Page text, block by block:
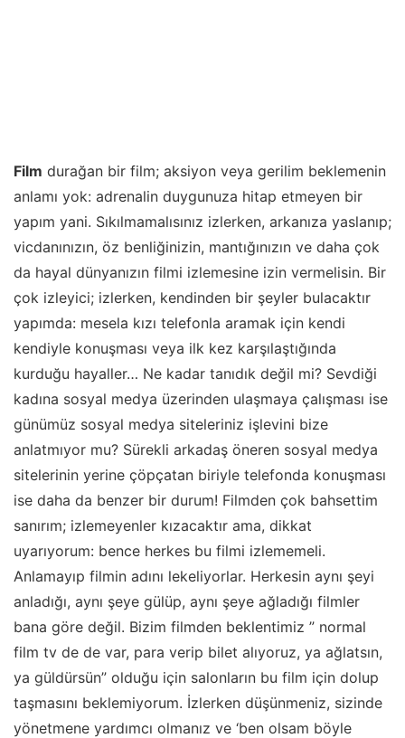
Film durağan bir film; aksiyon veya gerilim beklemenin
anlamı yok: adrenalin duygunuza hitap etmeyen bir
yapım yani. Sıkılmamalısınız izlerken, arkanıza yaslanıp;
vicdanınızın, öz benliğinizin, mantığınızın ve daha çok
da hayal dünyanızın filmi izlemesine izin vermelisin. Bir
çok izleyici; izlerken, kendinden bir şeyler bulacaktır
yapımda: mesela kızı telefonla aramak için kendi
kendiyle konuşması veya ilk kez karşılaştığında
kurduğu hayaller… Ne kadar tanıdık değil mi? Sevdiği
kadına sosyal medya üzerinden ulaşmaya çalışması ise
günümüz sosyal medya siteleriniz işlevini bize
anlatmıyor mu? Sürekli arkadaş öneren sosyal medya
sitelerinin yerine çöpçatan biriyle telefonda konuşması
ise daha da benzer bir durum! Filmden çok bahsettim
sanırım; izlemeyenler kızacaktır ama, dikkat
uyarıyorum: bence herkes bu filmi izlememeli.
Anlamayıp filmin adını lekeliyorlar. Herkesin aynı şeyi
anladığı, aynı şeye gülüp, aynı şeye ağladığı filmler
bana göre değil. Bizim filmden beklentimiz ” normal
film tv de de var, para verip bilet alıyoruz, ya ağlatsın,
ya güldürsün” olduğu için salonların bu film için dolup
taşmasını beklemiyorum. İzlerken düşünmeniz, sizinde
yönetmene yardımcı olmanız ve ‘ben olsam böyle